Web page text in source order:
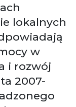
lokalnych
w
i rozwój
2007-